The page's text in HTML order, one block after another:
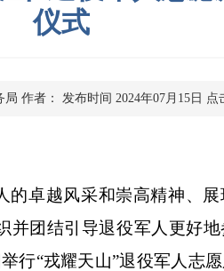
仪式
局 作者： 发布时间 2024年07月15日 点
的卓越风采和崇高精神、
并团结引导退役军人更好
行“戎耀天山”退役军人志愿